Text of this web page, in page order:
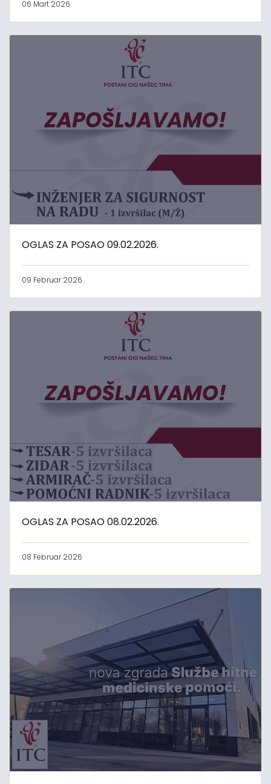
06 Mart 2026
OGLAS ZA POSAO 09.02.2026.
09 Februar 2026
OGLAS ZA POSAO 08.02.2026.
08 Februar 2026